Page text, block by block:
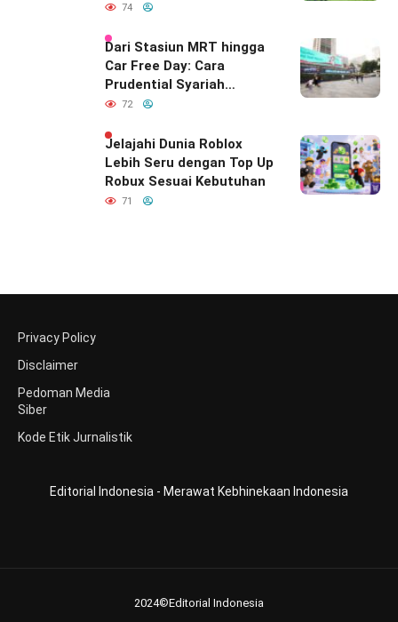
74
Dari Stasiun MRT hingga
Car Free Day: Cara
Prudential Syariah
Merayakan yang Nomor
Indonesia
72
Jelajahi Dunia Roblox
Lebih Seru dengan Top Up
Robux Sesuai Kebutuhan
71
Privacy Policy
Disclaimer
Pedoman Media
Siber
Kode Etik Jurnalistik
Editorial Indonesia - Merawat Kebhinekaan Indonesia
2024©Editorial Indonesia